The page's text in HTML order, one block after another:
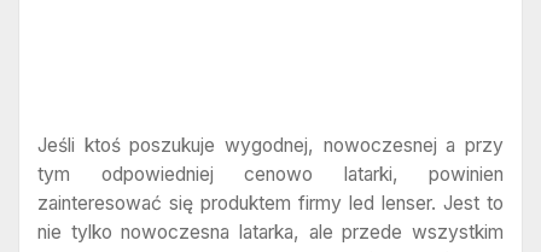
Jeśli ktoś poszukuje wygodnej, nowoczesnej a przy
tym odpowiedniej cenowo latarki, powinien
zainteresować się produktem firmy led lenser. Jest to
nie tylko nowoczesna latarka, ale przede wszystkim